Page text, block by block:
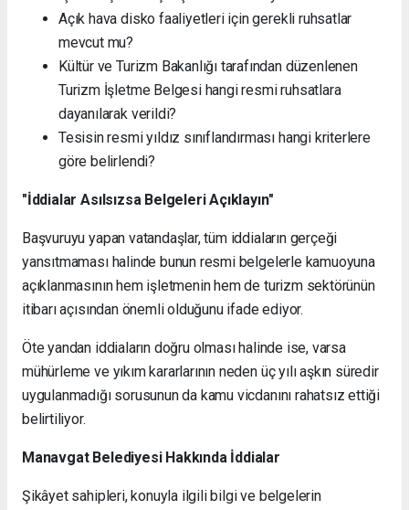
Açık hava disko faaliyetleri için gerekli ruhsatlar
mevcut mu?
Kültür ve Turizm Bakanlığı tarafından düzenlenen
Turizm İşletme Belgesi hangi resmi ruhsatlara
dayanılarak verildi?
Tesisin resmi yıldız sınıflandırması hangi kriterlere
göre belirlendi?
"İddialar Asılsızsa Belgeleri Açıklayın"
Başvuruyu yapan vatandaşlar, tüm iddiaların gerçeği
yansıtmaması halinde bunun resmi belgelerle kamuoyuna
açıklanmasının hem işletmenin hem de turizm sektörünün
itibarı açısından önemli olduğunu ifade ediyor.
Öte yandan iddiaların doğru olması halinde ise, varsa
mühürleme ve yıkım kararlarının neden üç yılı aşkın süredir
uygulanmadığı sorusunun da kamu vicdanını rahatsız ettiği
belirtiliyor.
Manavgat Belediyesi Hakkında İddialar
Şikâyet sahipleri, konuyla ilgili bilgi ve belgelerin